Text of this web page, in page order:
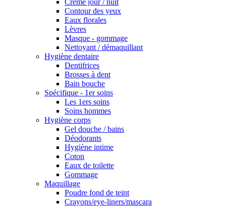
Crème jour / nuit
Contour des yeux
Eaux florales
Lèvres
Masque - gommage
Nettoyant / démaquillant
Hygiène dentaire
Dentifrices
Brosses à dent
Bain bouche
Spécifique - 1er soins
Les 1ers soins
Soins hommes
Hygiène corps
Gel douche / bains
Déodorants
Hygiène intime
Coton
Eaux de toilette
Gommage
Maquillage
Poudre fond de teint
Crayons/eye-liners/mascara